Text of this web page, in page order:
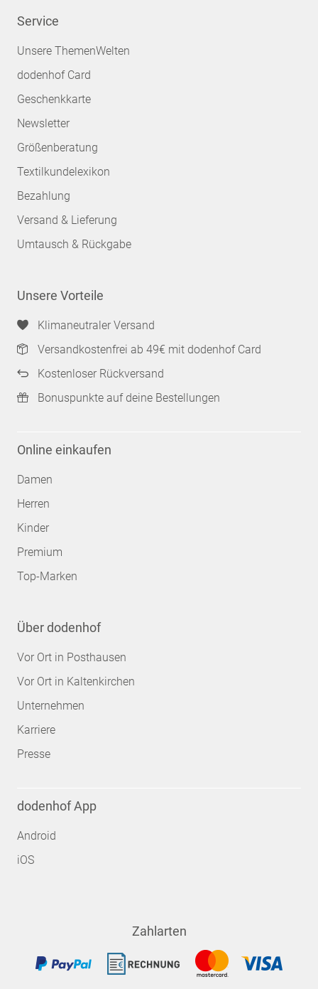
Service
Unsere ThemenWelten
dodenhof Card
Geschenkkarte
Newsletter
Größenberatung
Textilkundelexikon
Bezahlung
Versand & Lieferung
Umtausch & Rückgabe
Unsere Vorteile
Klimaneutraler Versand
Versandkostenfrei ab 49€ mit dodenhof Card
Kostenloser Rückversand
Bonuspunkte auf deine Bestellungen
Online einkaufen
Damen
Herren
Kinder
Premium
Top-Marken
Über dodenhof
Vor Ort in Posthausen
Vor Ort in Kaltenkirchen
Unternehmen
Karriere
Presse
dodenhof App
Android
iOS
Zahlarten